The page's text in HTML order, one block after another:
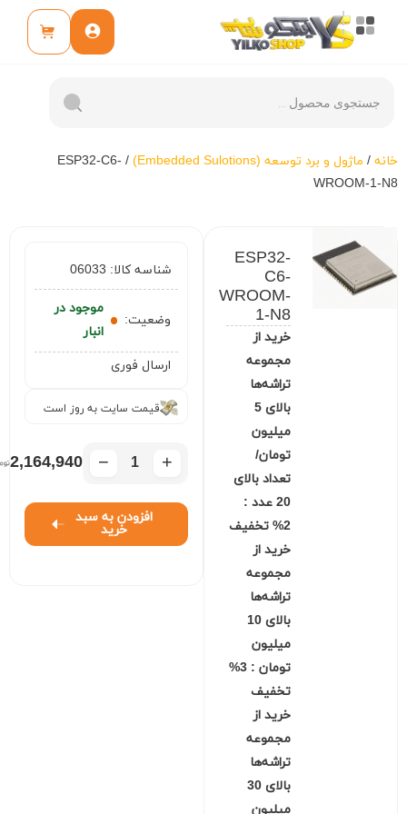
خانه / ماژول و برد توسعه (Embedded Sulotions)
/ ESP32-C6-
WROOM-1-N8
ESP32-
C6-
WROOM-
1-N8
خرید از
مجموعه
تراشه‌ها
بالای 5
میلیون
تومان/
تعداد بالای
20 عدد :
2% تخفیف
خرید از
مجموعه
تراشه‌ها
بالای 10
میلیون
تومان : 3%
تخفیف
خرید از
مجموعه
تراشه‌ها
بالای 30
میلیون
شناسه کالا: 06033
وضعیت:
موجود در
انبار
ارسال فوری
قیمت سایت به روز است
+
−
2,164,940
افزودن به سبد
خرید